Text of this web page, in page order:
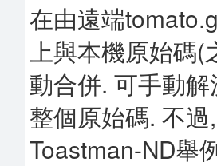
在由遠端
上與本機原始碼
動合併. 可手動
整個原始碼. 不
Toastman-ND舉